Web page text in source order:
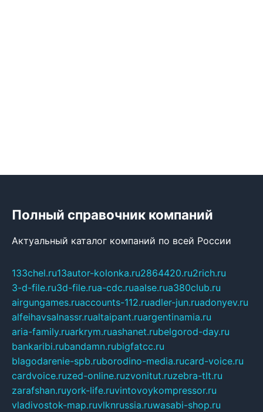
Полный справочник компаний
Актуальный каталог компаний по всей России
133chel.ru13autor-kolonka.ru2864420.ru2rich.ru
3-d-file.ru3d-file.rua-cdc.ruaalse.rua380club.ru
airgungames.ruaccounts-112.ruadler-jun.ruadonyev.ru
alfeihavsalnassr.rualtaipant.ruargentinamia.ru
aria-family.ruarkrym.ruashanet.rubelgorod-day.ru
bankaribi.rubandamn.rubigfatcc.ru
blagodarenie-spb.ruborodino-media.rucard-voice.ru
cardvoice.ruzed-online.ruzvonitut.ruzebra-tlt.ru
zarafshan.ruyork-life.ruvintovoykompressor.ru
vladivostok-map.ruvlknrussia.ruwasabi-shop.ru